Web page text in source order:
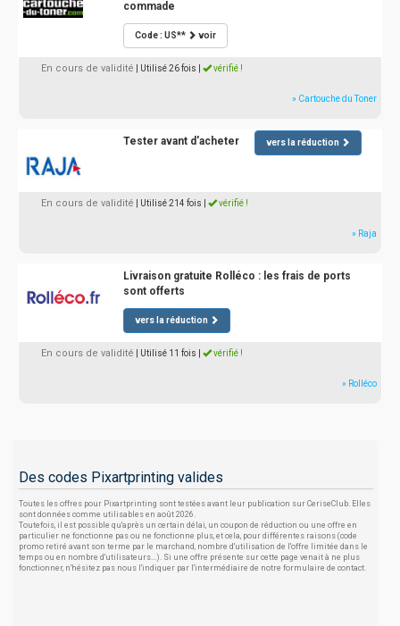
commade
Code : US** voir
En cours de validité | Utilisé 26 fois vérifié !
» Cartouche du Toner
Tester avant d'acheter vers la réduction
En cours de validité | Utilisé 214 fois vérifié !
» Raja
Livraison gratuite Rolléco : les frais de ports
sont offerts
vers la réduction
En cours de validité | Utilisé 11 fois vérifié !
» Rolléco
Des codes Pixartprinting valides
Toutes les offres pour Pixartprinting sont testées avant leur publication sur CeriseClub. Elles
sont données comme utilisables en août 2026.
Toutefois, il est possible qu'après un certain délai, un coupon de réduction ou une offre en
particulier ne fonctionne pas ou ne fonctionne plus, et cela, pour différentes raisons (code
promo retiré avant son terme par le marchand, nombre d'utilisation de l'offre limitée dans le
temps ou en nombre d'utilisateurs...). Si une offre présente sur cette page venait à ne plus
fonctionner, n'hésitez pas nous l'indiquer par l'intermédiaire de notre formulaire de contact.